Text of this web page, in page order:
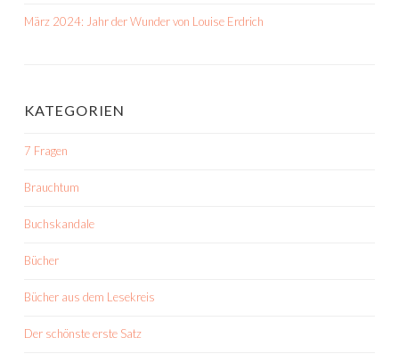
März 2024: Jahr der Wunder von Louise Erdrich
KATEGORIEN
7 Fragen
Brauchtum
Buchskandale
Bücher
Bücher aus dem Lesekreis
Der schönste erste Satz